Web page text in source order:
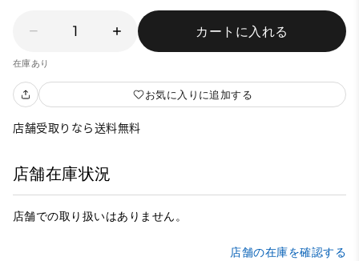
1 カートに入れる
在庫あり
お気に入りに追加する
店舗受取りなら送料無料
店舗在庫状況
店舗での取り扱いはありません。
店舗の在庫を確認する